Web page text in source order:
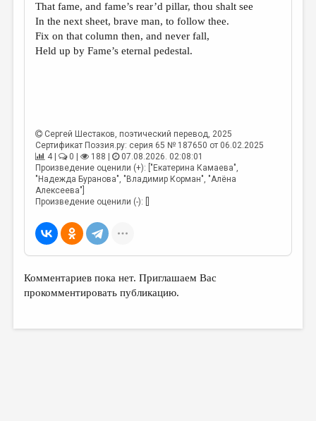
ОБЪЯВЛЕНИЯ
КОЛОНКА РЕДАКТОРА
РЕДКОЛЛЕГИЯ
ЭССЕИСТИКА
ЛИТЕРАТУРОВЕДЕНИЕ
КУЛЬТУРОВЕДЕНИЕ
ПУБЛИЦИСТИКА
РЕЦЕНЗИРОВАНИЕ
ЦИКЛЫ ПУБЛИКАЦИЙ
ТРЕДИАКОВСКИЙ
ВКОНТАКТЕ
That fame, and fame’s rear’d pillar, thou shalt see
In the next sheet, brave man, to follow thee.
Fix on that column then, and never fall,
Held up by Fame’s eternal pedestal.
Сергей Шестаков, поэтический перевод, 2025
Сертификат Поэзия.ру: серия 65 № 187650 от 06.02.2025
4 |
0 | 188 |
07.08.2026. 02:08:01
Произведение оценили (+): ["Екатерина Камаева",
"Надежда Буранова", "Владимир Корман", "Алёна
Алексеева"]
Произведение оценили (-): []
Комментариев пока нет. Приглашаем Вас
прокомментировать публикацию.